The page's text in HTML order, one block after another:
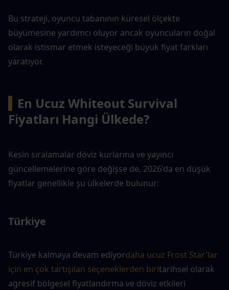
Bu strateji, oyuncu tabanının küresel ölçekte
büyümesine yardımcı oluyor ancak oyuncuların doğal
olarak istismar etmek isteyeceği büyük fiyat farkları
yaratıyor.
En Ucuz Whiteout Survival
Fiyatları Hangi Ülkede?
Kesin sıralamalar döviz kurlarına ve yayıncı
güncellemelerine göre değişse de, 2026'da en düşük
fiyatlar genellikle şu ülkelerde bulunur:
Türkiye
Türkiye kalmaya devam ediyordaha ucuz Frost Star'lar
için en çok tartışılan seçeneklerden biritarihsel olarak
agresif bölgesel fiyatlandırma ve döviz etkileri